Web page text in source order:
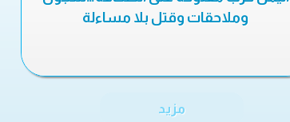
وملاحقات وقتل بلا مساءلة
مزيد